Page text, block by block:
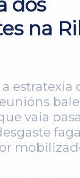
na
estratexia
vaia